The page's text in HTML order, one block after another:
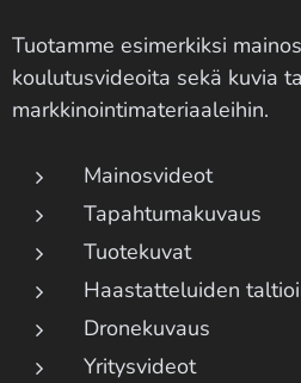
Tuotamme esimerkiksi
koulutusvideoita sekä kuvia
markkinointimateriaaleihin.
Mainosvideot
Tapahtumakuvaus
Tuotekuvat
Haastatteluiden
Dronekuvaus
Yritysvideot